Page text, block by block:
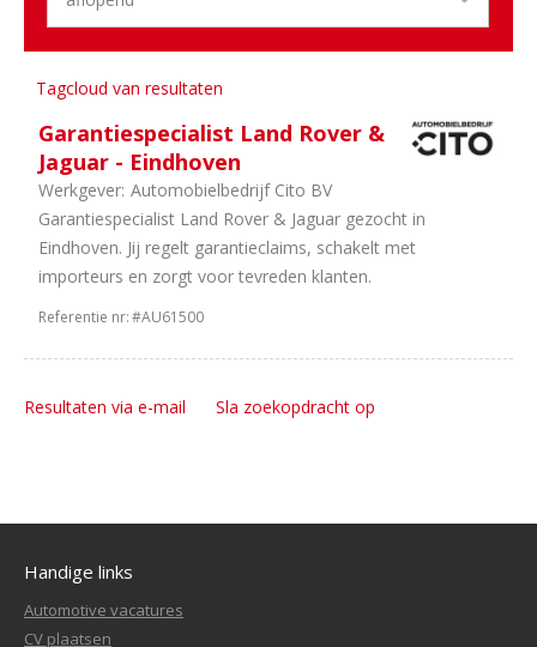
Onderdelen
Schadeherstel
en
wielen
Tagcloud van resultaten
Garantiespecialist Land Rover &
Jaguar - Eindhoven
Werkgever: Automobielbedrijf Cito BV
Garantiespecialist Land Rover & Jaguar gezocht in
Eindhoven. Jij regelt garantieclaims, schakelt met
importeurs en zorgt voor tevreden klanten.
Referentie nr:#AU61500
Resultaten via e-mail Sla zoekopdracht op
Handige links
Automotive vacatures
CV plaatsen